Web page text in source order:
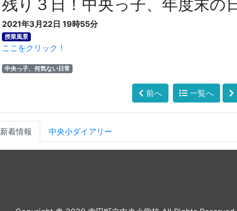
残り３日！中央っ子、年度末の
2021年3月22日 19時55分
授業風景
ここをクリック！
中央っ子、何気ない日常
前へ 一覧へ
新着情報 中央小ダイアリー